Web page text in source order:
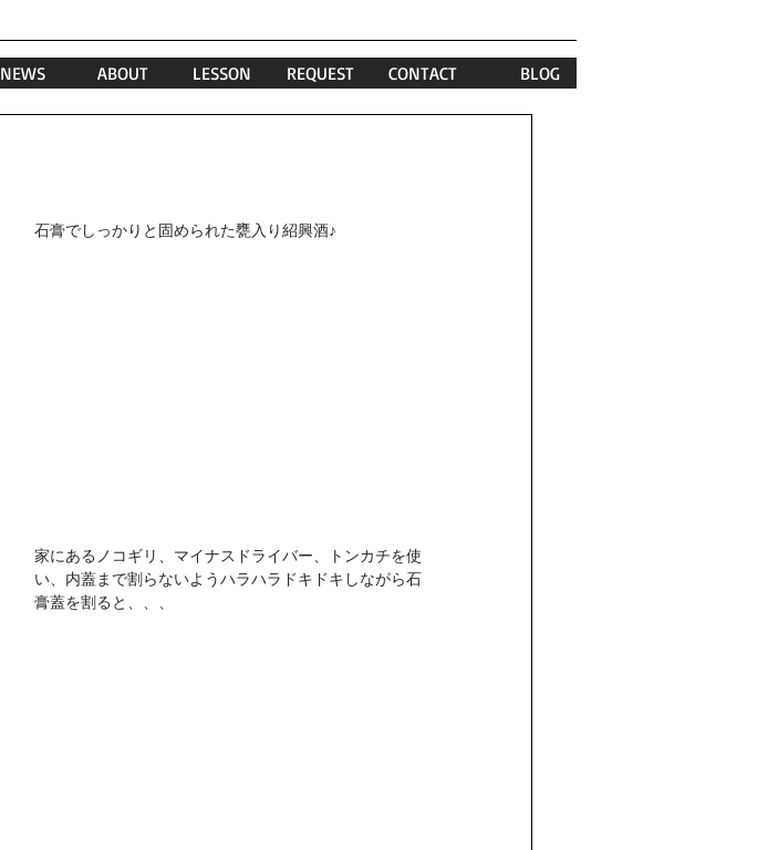
NEWS ABOUT LESSON REQUEST CONTACT BLOG
石膏でしっかりと固められた甕入り紹興酒♪
家にあるノコギリ、マイナスドライバー、トンカチを使
い、内蓋まで割らないようハラハラドキドキしながら石
膏蓋を割ると、、、